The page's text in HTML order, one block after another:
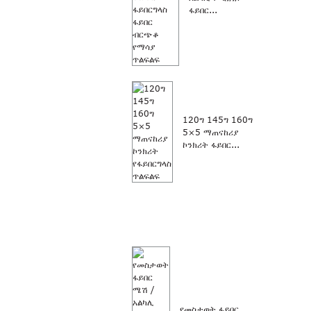
ፋይበር...
120ግ 145ግ 160ግ
5×5 ማጠናከሪያ
ኮንክሪት ፋይበር...